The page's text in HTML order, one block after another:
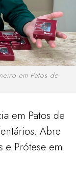
em Patos de
em Patos de
Abre
e Prótese em